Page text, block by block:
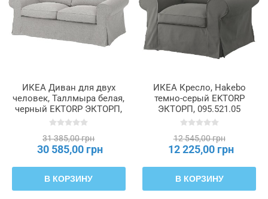
ИКЕА Диван для двух
человек, Таллмыра белая,
черный EKTORP ЭКТОРП,
994.305.29
31 385,00 грн
30 585,00 грн
В КОРЗИНУ
ИКЕА Кресло, Hakebo
темно-серый EKTORP
ЭКТОРП, 095.521.05
12 545,00 грн
12 225,00 грн
В КОРЗИНУ